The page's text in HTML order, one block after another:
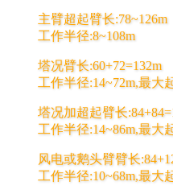
主臂超起臂长:78~126m
工作半径:8~108m
塔况臂长:60+72=132m
工作半径:14~72m,最大
塔况加超起臂长
工作半径:14~86m,最大
风电或鹅头臂臂长
工作半径:10~68m,最大